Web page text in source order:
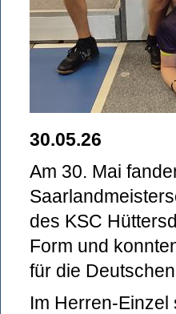
30.05.26
Am 30. Mai
des KSC
Form und
für die
Im Herren-